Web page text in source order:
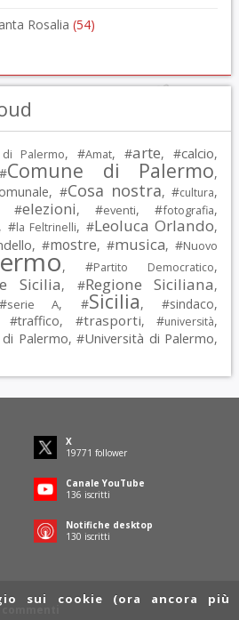
Rosalia (54)
Palermo, #Amat, #arte, #calcio,
Comune di Palermo,
, #Cosa nostra, #cultura,
#elezioni, #eventi, #fotografia,
, #la Feltrinelli, #Leoluca Orlando,
, #mostre, #musica, #Nuovo
, #Partito Democratico,
Sicilia, #Regione Siciliana,
serie A, #Sicilia, #sindaco,
#traffico, #trasporti, #università,
Palermo, #Università di Palermo,
X
19771 follower
Canale YouTube
136 iscritti
Notifiche desktop
130 iscritti
sui cookie (ora ancora più